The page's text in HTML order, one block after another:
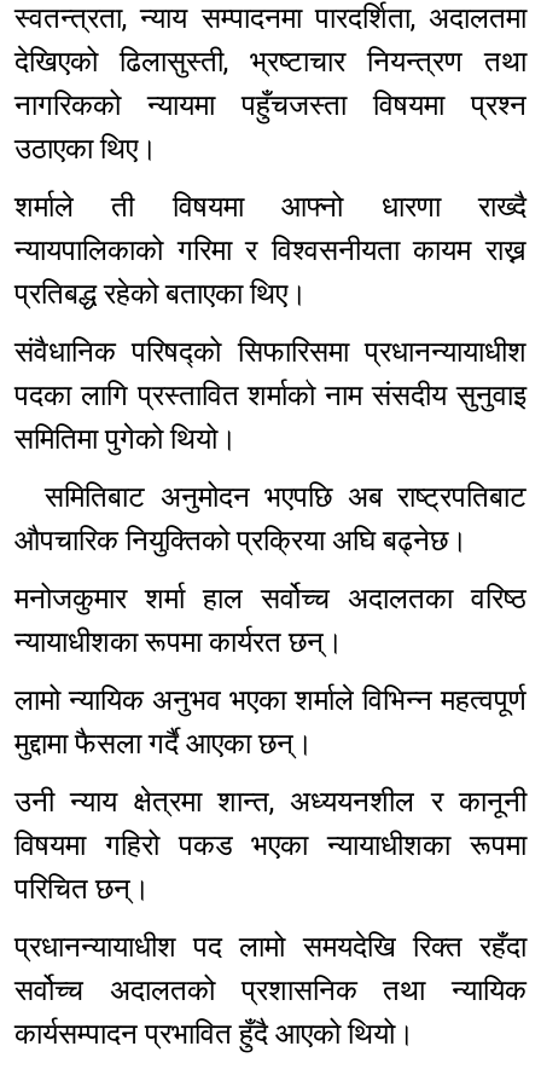
स्वतन्त्रता, न्याय सम्पादनमा पारदर्शिता, अदालतमा
देखिएको ढिलासुस्ती, भ्रष्टाचार नियन्त्रण तथा
नागरिकको न्यायमा पहुँचजस्ता विषयमा प्रश्न
उठाएका थिए।
शर्माले ती विषयमा आफ्नो धारणा राख्दै
न्यायपालिकाको गरिमा र विश्वसनीयता कायम राख्न
प्रतिबद्ध रहेको बताएका थिए।
संवैधानिक परिषद्को सिफारिसमा प्रधानन्यायाधीश
पदका लागि प्रस्तावित शर्माको नाम संसदीय सुनुवाइ
समितिमा पुगेको थियो।
समितिबाट अनुमोदन भएपछि अब राष्ट्रपतिबाट
औपचारिक नियुक्तिको प्रक्रिया अघि बढ्नेछ।
मनोजकुमार शर्मा हाल सर्वोच्च अदालतका वरिष्ठ
न्यायाधीशका रूपमा कार्यरत छन्।
लामो न्यायिक अनुभव भएका शर्माले विभिन्न महत्वपूर्ण
मुद्दामा फैसला गर्दै आएका छन्।
उनी न्याय क्षेत्रमा शान्त, अध्ययनशील र कानूनी
विषयमा गहिरो पकड भएका न्यायाधीशका रूपमा
परिचित छन्।
प्रधानन्यायाधीश पद लामो समयदेखि रिक्त रहँदा
सर्वोच्च अदालतको प्रशासनिक तथा न्यायिक
कार्यसम्पादन प्रभावित हुँदै आएको थियो।